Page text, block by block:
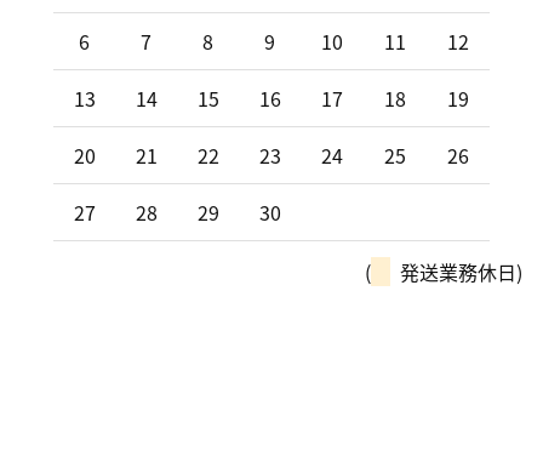
6
7 8 9 10 11
12
13
14 15 16 17 18
19
20
21 22 23 24 25
26
27
28 29 30
( 発送業務休日)